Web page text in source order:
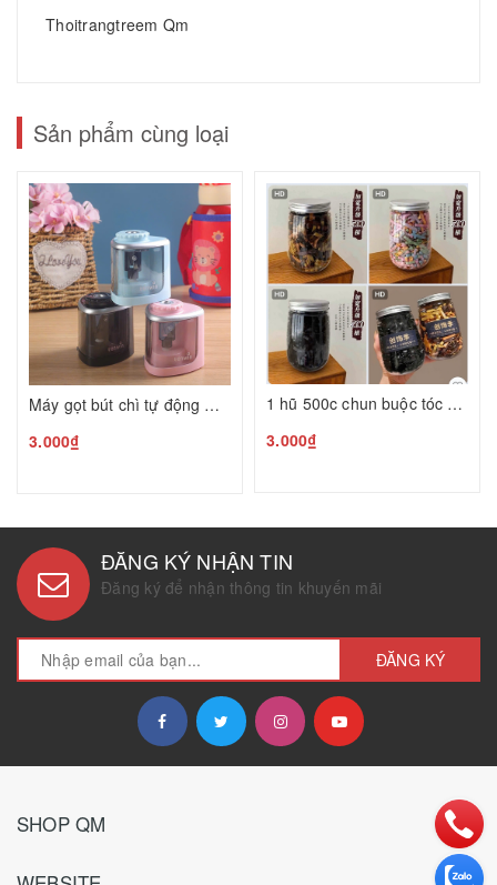
Thoitrangtreem Qm
Sản phẩm cùng loại
Máy gọt bút chì tự động Hàn Quốc H26080407
3.000₫
1 hũ 500c chun buộc tóc H26080343
3.000₫
ĐĂNG KÝ NHẬN TIN
Đăng ký để nhận thông tin khuyến mãi
ĐĂNG KÝ
SHOP QM